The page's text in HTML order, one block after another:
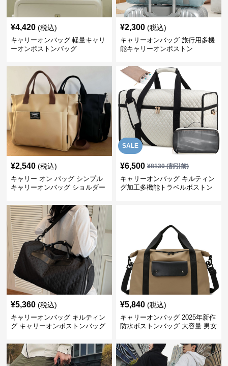
¥4,420 (税込)
キャリーオンバッグ 軽量キャリ
ーオンボストンバッグ
¥2,300 (税込)
キャリーオンバッグ 旅行用多機
能キャリーオンボストン
¥2,540 (税込)
キャリー オン バッグ シンプル
キャリーオンバッグ ショルダー
SALE
¥6,500 ¥8130(割引前)
キャリーオンバッグ キルティン
グ加工多機能トラベルボストン
¥5,360 (税込)
キャリーオンバッグ キルティン
グ キャリーオンボストンバッグ
¥5,840 (税込)
キャリーオンバッグ 2025年新作
防水ボストンバッグ 大容量 男女